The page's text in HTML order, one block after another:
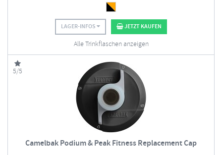
LAGER-INFOS JETZT KAUFEN
Alle Trinkflaschen anzeigen
5/5
Camelbak Podium & Peak Fitness Replacement Cap